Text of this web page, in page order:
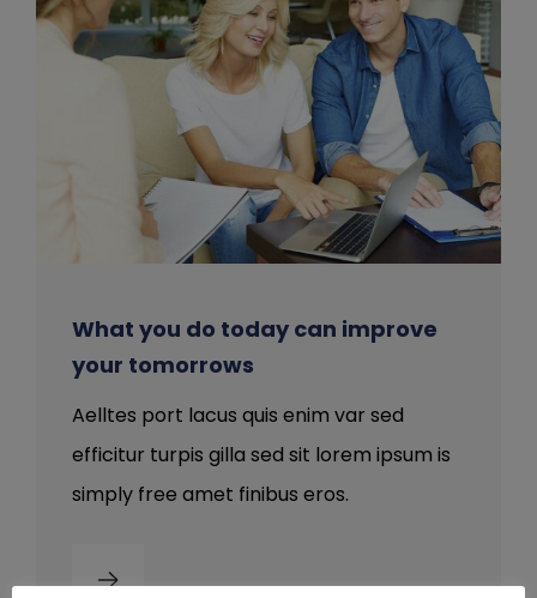
What you do today can improve
your tomorrows
Aelltes port lacus quis enim var sed
efficitur turpis gilla sed sit lorem ipsum is
simply free amet finibus eros.